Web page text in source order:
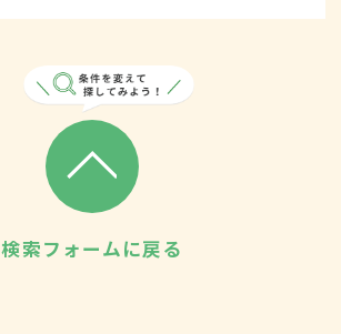
検索フォームに戻る